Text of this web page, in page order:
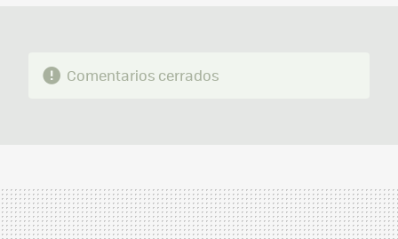
Comentarios cerrados